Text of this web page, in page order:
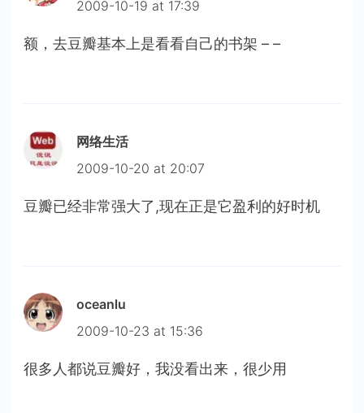
2009-10-19 at 17:39
额，去豆瓣基本上是看看自己的书架 – –
网络生活
2009-10-20 at 20:07
豆瓣已经非常强大了,现在正是它盈利的好时机
oceanlu
2009-10-23 at 15:36
很多人都说豆瓣好，我没看出来，很少用